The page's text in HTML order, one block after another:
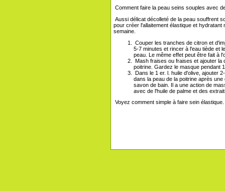
Comment faire la peau seins souples avec
Aussi délicat décolleté de la peau souffrent
pour créer l'allaitement élastique et
semaine.
Couper les tranches de citron et
5-7 minutes et rincer à l'eau tiède et
peau. Le même effet peut être fait à
Mash fraises ou fraises et ajouter la
poitrine. Gardez le masque pendant
Dans le 1 er. l. huile d'olive, ajouter
dans la peau de la poitrine après
savon de bain. Il a une action de
avec de l'huile de palme et des
Voyez comment simple à faire sein